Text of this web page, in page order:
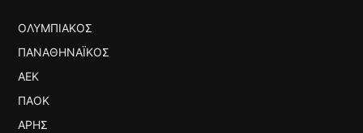
ΟΛΥΜΠΙΑΚΌΣ
ΠΑΝΑΘΗΝΑΪΚΌΣ
ΑΕΚ
ΠΑΟΚ
ΆΡΗΣ